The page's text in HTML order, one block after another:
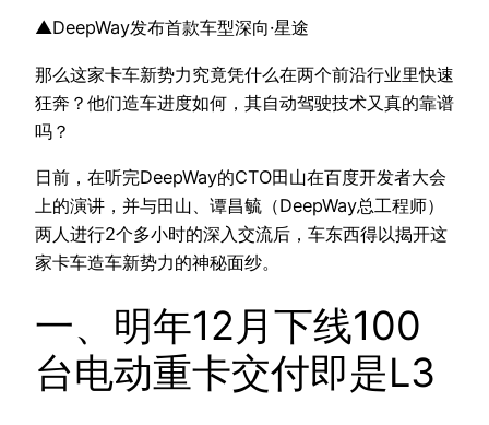
▲DeepWay发布首款车型深向·星途
那么这家卡车新势力究竟凭什么在两个前沿行业里快速
狂奔？他们造车进度如何，其自动驾驶技术又真的靠谱
吗？
日前，在听完DeepWay的CTO田山在百度开发者大会
上的演讲，并与田山、谭昌毓（DeepWay总工程师）
两人进行2个多小时的深入交流后，车东西得以揭开这
家卡车造车新势力的神秘面纱。
一、明年12月下线100
台电动重卡交付即是L3